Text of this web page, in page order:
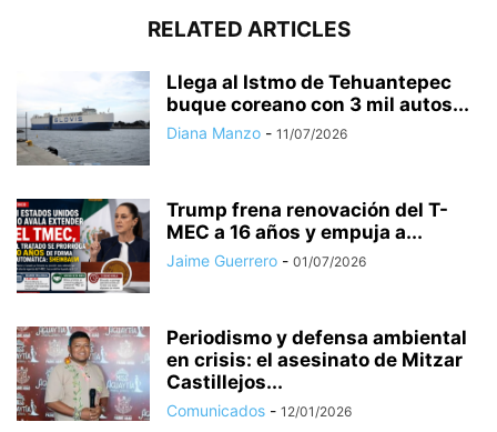
RELATED ARTICLES
Llega al Istmo de Tehuantepec
buque coreano con 3 mil autos...
Diana Manzo - 11/07/2026
Trump frena renovación del T-
MEC a 16 años y empuja a...
Jaime Guerrero - 01/07/2026
Periodismo y defensa ambiental
en crisis: el asesinato de Mitzar
Castillejos...
Comunicados - 12/01/2026